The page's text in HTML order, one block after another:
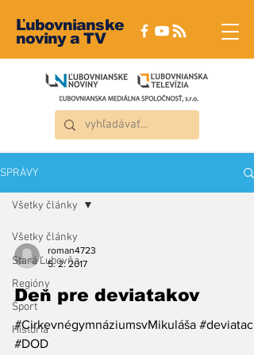
Ľubovnianske
noviny a TV
SPRÁVY
Všetky články
Stará Ľubovňa
Regióny
Šport
História
Všetky články
roman4723
5. 2. 2017
Deň pre deviatakov
#CirkevnégymnáziumsvMikuláša #deviataci
#DOD